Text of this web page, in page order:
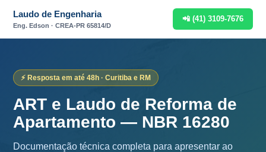
Laudo de Engenharia
Eng. Edson · CREA-PR 65814/D
📲 (41) 3109-7676
⚡ Resposta em até 48h · Curitiba e RM
ART e Laudo de Reforma de
Apartamento — NBR 16280
Documentação técnica completa para apresentar ao